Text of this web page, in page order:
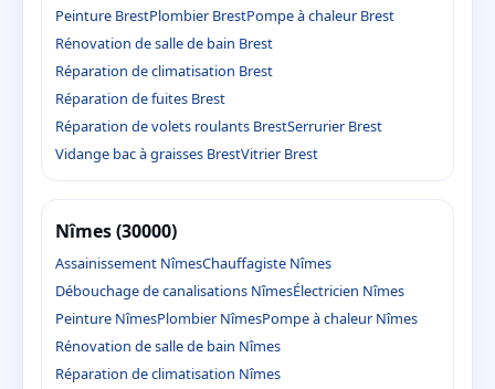
Peinture BrestPlombier BrestPompe à chaleur Brest
Rénovation de salle de bain Brest
Réparation de climatisation Brest
Réparation de fuites Brest
Réparation de volets roulants BrestSerrurier Brest
Vidange bac à graisses BrestVitrier Brest
Nîmes (30000)
Assainissement NîmesChauffagiste Nîmes
Débouchage de canalisations NîmesÉlectricien Nîmes
Peinture NîmesPlombier NîmesPompe à chaleur Nîmes
Rénovation de salle de bain Nîmes
Réparation de climatisation Nîmes